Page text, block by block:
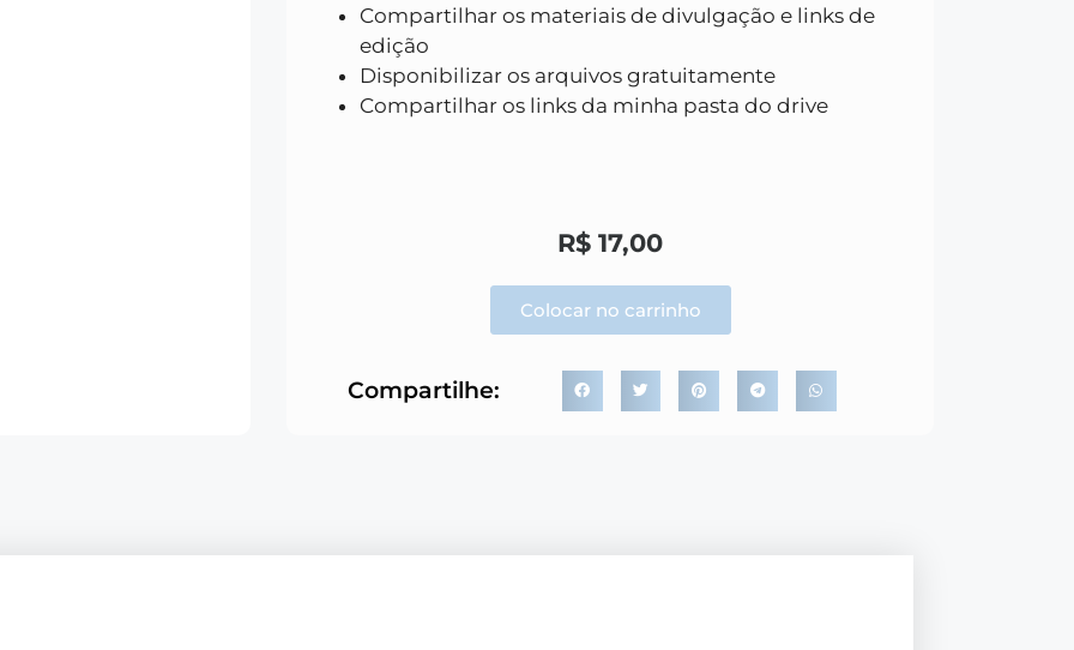
Compartilhar os materiais de divulgação e links de
edição
Disponibilizar os arquivos gratuitamente
Compartilhar os links da minha pasta do drive
R$17,00
Colocar no carrinho
Compartilhe: